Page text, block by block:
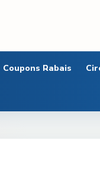
Coupons Rabais